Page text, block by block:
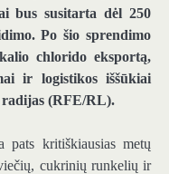
bus susitarta dėl 250
Po šio sprendimo
chlorido eksportą,
ir logistikos iššūkiai
radijas (RFE/RL).
pats kritiškiausias metų
cukrinių runkelių ir